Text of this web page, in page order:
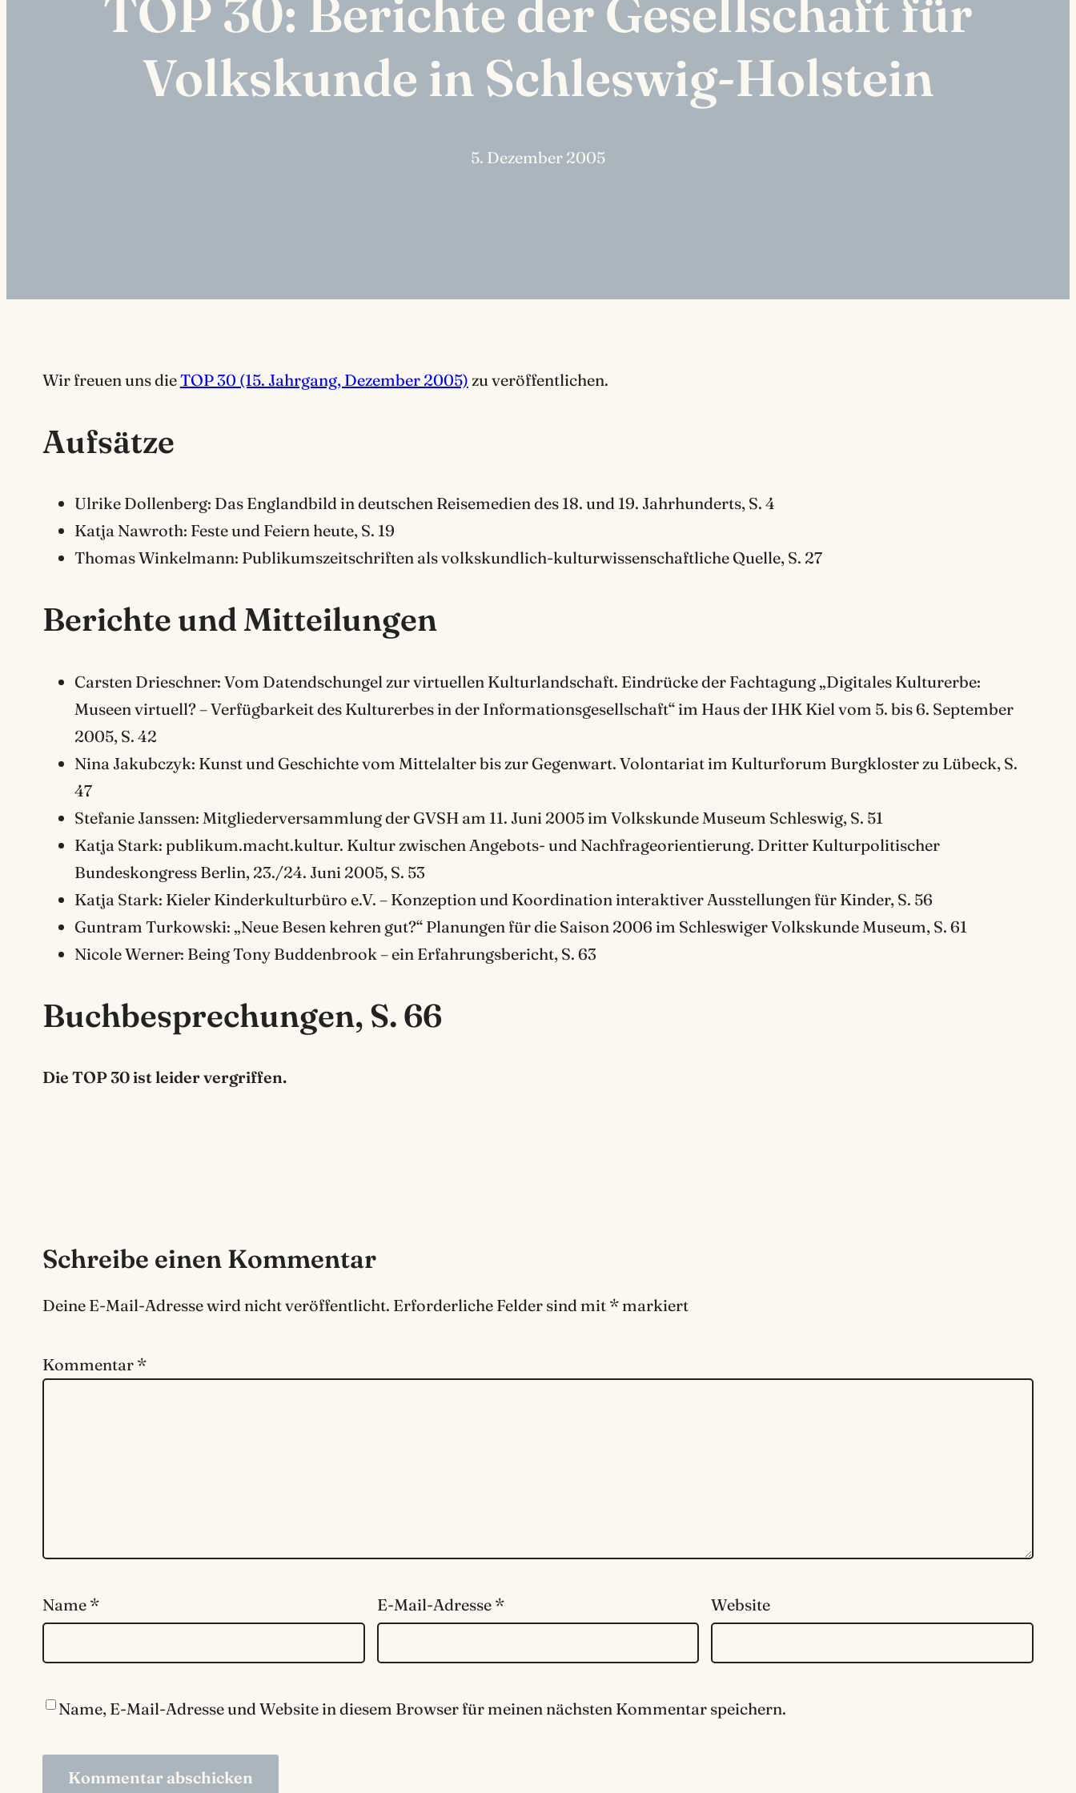
TOP 30: Berichte der Gesellschaft für
Volkskunde in Schleswig-Holstein
5. Dezember 2005
Wir freuen uns dieTOP 30 (15. Jahrgang, Dezember 2005) zu veröffentlichen.
Aufsätze
Ulrike Dollenberg: Das Englandbild in deutschen Reisemedien des 18. und 19. Jahrhunderts, S. 4
Katja Nawroth: Feste und Feiern heute, S. 19
Thomas Winkelmann: Publikumszeitschriften als volkskundlich-kulturwissenschaftliche Quelle, S. 27
Berichte und Mitteilungen
Carsten Drieschner: Vom Datendschungel zur virtuellen Kulturlandschaft. Eindrücke der Fachtagung „Digitales Kulturerbe:
Museen virtuell? – Verfügbarkeit des Kulturerbes in der Informationsgesellschaft“ im Haus der IHK Kiel vom 5. bis 6. September
2005, S. 42
Nina Jakubczyk: Kunst und Geschichte vom Mittelalter bis zur Gegenwart. Volontariat im Kulturforum Burgkloster zu Lübeck, S.
47
Stefanie Janssen: Mitgliederversammlung der GVSH am 11. Juni 2005 im Volkskunde Museum Schleswig, S. 51
Katja Stark: publikum.macht.kultur. Kultur zwischen Angebots- und Nachfrageorientierung. Dritter Kulturpolitischer
Bundeskongress Berlin, 23./24. Juni 2005, S. 53
Katja Stark: Kieler Kinderkulturbüro e.V. – Konzeption und Koordination interaktiver Ausstellungen für Kinder, S. 56
Guntram Turkowski: „Neue Besen kehren gut?“ Planungen für die Saison 2006 im Schleswiger Volkskunde Museum, S. 61
Nicole Werner: Being Tony Buddenbrook – ein Erfahrungsbericht, S. 63
Buchbesprechungen, S. 66
Die TOP 30 ist leider vergriffen.
Schreibe einen Kommentar
Deine E-Mail-Adresse wird nicht veröffentlicht. Erforderliche Felder sind mit *markiert
Kommentar *
Name * E-Mail-Adresse * Website
Name, E-Mail-Adresse und Website in diesem Browser für meinen nächsten Kommentar speichern.